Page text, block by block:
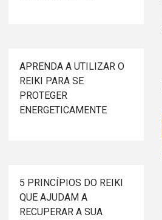
APRENDA A UTILIZAR O
REIKI PARA SE
PROTEGER
ENERGETICAMENTE
5 PRINCÍPIOS DO REIKI
QUE AJUDAM A
RECUPERAR A SUA